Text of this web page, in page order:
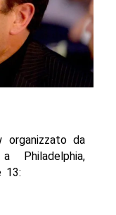
da
Philadelphia,
13: